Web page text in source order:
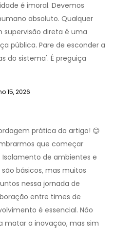
é imoral. Devemos
absoluto. Qualquer
direta é uma
pública. Pare de esconder a
do sistema'. É preguiça
15, 2026
prática do artigo! 😊
que começar
de ambientes e
básicos, mas muitos
nessa jornada de
entre times de
é essencial. Não
matar a inovação, mas sim